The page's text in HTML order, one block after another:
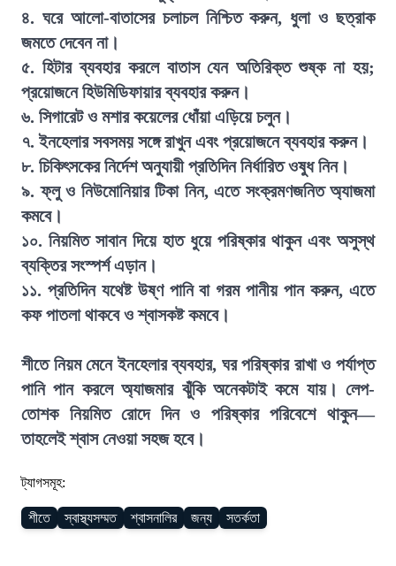
৪. ঘরে আলো-বাতাসের চলাচল নিশ্চিত করুন, ধুলা ও ছত্রাক
জমতে দেবেন না।
৫. হিটার ব্যবহার করলে বাতাস যেন অতিরিক্ত শুষ্ক না হয়;
প্রয়োজনে হিউমিডিফায়ার ব্যবহার করুন।
৬. সিগারেট ও মশার কয়েলের ধোঁয়া এড়িয়ে চলুন।
৭. ইনহেলার সবসময় সঙ্গে রাখুন এবং প্রয়োজনে ব্যবহার করুন।
৮. চিকিৎসকের নির্দেশ অনুযায়ী প্রতিদিন নির্ধারিত ওষুধ নিন।
৯. ফ্লু ও নিউমোনিয়ার টিকা নিন, এতে সংক্রমণজনিত অ্যাজমা
কমবে।
১০. নিয়মিত সাবান দিয়ে হাত ধুয়ে পরিষ্কার থাকুন এবং অসুস্থ
ব্যক্তির সংস্পর্শ এড়ান।
১১. প্রতিদিন যথেষ্ট উষ্ণ পানি বা গরম পানীয় পান করুন, এতে
কফ পাতলা থাকবে ও শ্বাসকষ্ট কমবে।
শীতে নিয়ম মেনে ইনহেলার ব্যবহার, ঘর পরিষ্কার রাখা ও পর্যাপ্ত
পানি পান করলে অ্যাজমার ঝুঁকি অনেকটাই কমে যায়। লেপ-
তোশক নিয়মিত রোদে দিন ও পরিষ্কার পরিবেশে থাকুন—
তাহলেই শ্বাস নেওয়া সহজ হবে।
ট্যাগসমূহ:
শীতে স্বাস্থ্যসম্মত শ্বাসনালির জন্য সতর্কতা